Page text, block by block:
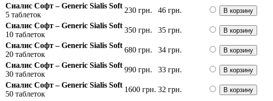
Сиалис Софт – Generic Sialis Soft
5 таблеток
230 грн. 46 грн. В корзину
Сиалис Софт – Generic Sialis Soft
10 таблеток
350 грн. 35 грн. В корзину
Сиалис Софт – Generic Sialis Soft
20 таблеток
680 грн. 34 грн. В корзину
Сиалис Софт – Generic Sialis Soft
30 таблеток
990 грн. 33 грн. В корзину
Сиалис Софт – Generic Sialis Soft
50 таблеток
1600 грн. 32 грн. В корзину